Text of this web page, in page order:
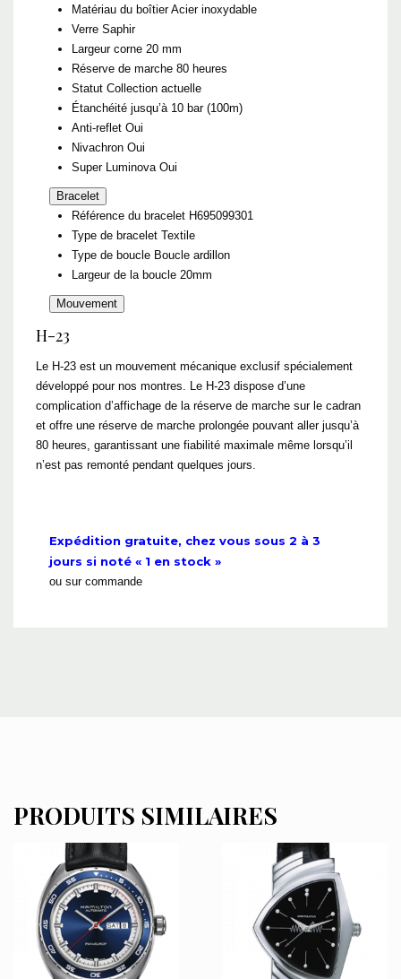
Matériau du boîtierAcier inoxydable
Verre Saphir
Largeur corne 20 mm
Réserve de marche 80 heures
Statut Collection actuelle
Étanchéité jusqu’à 10 bar (100m)
Anti-reflet Oui
Nivachron Oui
Super Luminova Oui
Bracelet
Référence du bracelet H695099301
Type de bracelet Textile
Type de boucle Boucle ardillon
Largeur de la boucle 20mm
Mouvement
H-23
Le H-23 est un mouvement mécanique exclusif spécialement
développé pour nos montres. Le H-23 dispose d’une
complication d’affichage de la réserve de marche sur le cadran
et offre une réserve de marche prolongée pouvant aller jusqu’à
80 heures, garantissant une fiabilité maximale même lorsqu’il
n’est pas remonté pendant quelques jours.
Expédition gratuite, chez vous sous 2 à 3
jours si noté « 1 en stock »
ou sur commande
PRODUITS SIMILAIRES